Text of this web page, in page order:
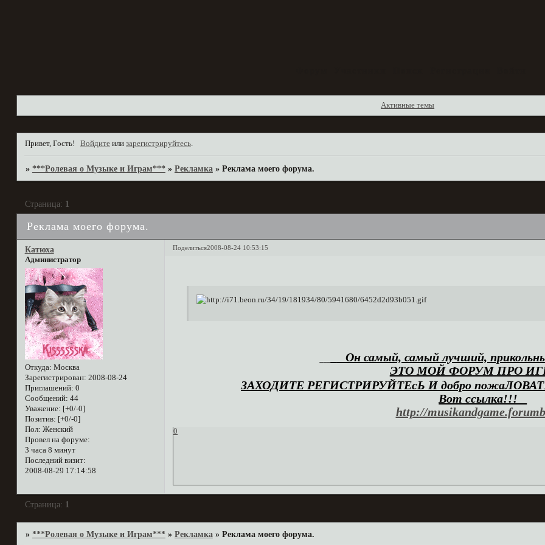
Активные темы
Привет, Гость! Войдите или зарегистрируйтесь.
» ***Ролевая о Музыке и Играм*** » Рекламка » Реклама моего форума.
Реклама моего форума.
Страница: 1
Поделиться2008-08-24 10:53:15
Катюха
Администратор
Откуда: Москва
Зарегистрирован: 2008-08-24
Приглашений: 0
Сообщений: 44
Уважение: [+0/-0]
Позитив: [+0/-0]
Пол: Женский
Провел на форуме:
3 часа 8 минут
Последний визит:
2008-08-29 17:14:58
Он самый, самый лучший,
ЭТО МОЙ ФОРУМ ПРО
ЗАХОДИТЕ РЕГИСТРИРУЙТЕсЬ И добро
Вот ссылка!!!
http://
0
Страница: 1
» ***Ролевая о Музыке и Играм*** » Рекламка » Реклама моего форума.